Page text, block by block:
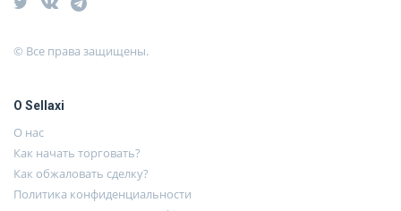
© Все права защищены.
О Sellaxi
О нас
Как начать торговать?
Как обжаловать сделку?
Политика конфиденциальности